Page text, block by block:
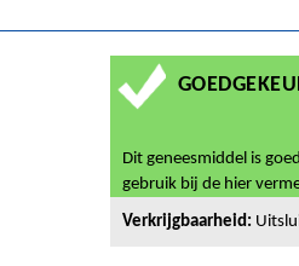
Dit geneesmiddel is
gebruik bij de hier
Verkrijgbaarheid: